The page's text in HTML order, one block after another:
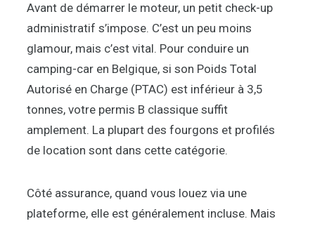
Avant de démarrer le moteur, un petit check-up
administratif s’impose. C’est un peu moins
glamour, mais c’est vital. Pour conduire un
camping-car en Belgique, si son Poids Total
Autorisé en Charge (PTAC) est inférieur à 3,5
tonnes, votre permis B classique suffit
amplement. La plupart des fourgons et profilés
de location sont dans cette catégorie.
Côté assurance, quand vous louez via une
plateforme, elle est généralement incluse. Mais